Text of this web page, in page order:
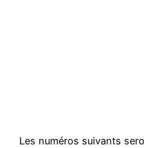
Les numéros suivants